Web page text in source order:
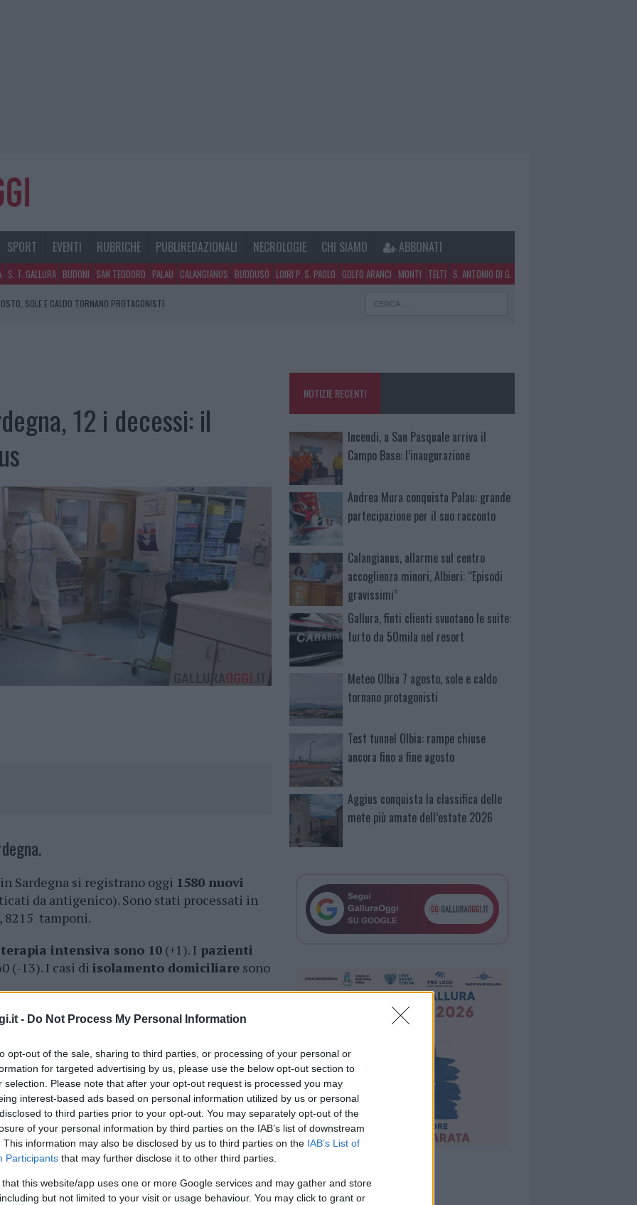
- Do Not Process My Personal Information
opt-out of the sale, sharing to third parties, or processing of your personal or
for targeted advertising by us, please use the below opt-out section to
selection. Please note that after your opt-out request is processed you may
interest-based ads based on personal information utilized by us or personal
to third parties prior to your opt-out. You may separately opt-out of the
of your personal information by third parties on the IAB’s list of downstream
This information may also be disclosed by us to third parties on the IAB’s List of
Participants that may further disclose it to other third parties.
that this website/app uses one or more Google services and may gather and store
but not limited to your visit or usage behaviour. You may click to grant or
SPORT EVENTI RUBRICHE PUBLIREDAZIONALI NECROLOGIE CHI SIAMO ABBONATI
S. T. GALLURA BUDONI SAN TEODORO PALAU CALANGIANUS BUDDUSÒ LOIRI P. S. PAOLO GOLFO ARANCI MONTI TELTI S. ANTONIO DI G.
SOLE E CALDO TORNANO PROTAGONISTI
12 i decessi: il
Sardegna si registrano oggi 1580 nuovi
da antigenico). Sono stati processati in
8215 tamponi.
terapia intensiva sono 10 (+1). I pazienti
(-13). I casi di isolamento domiciliare sono
di 75 e 88 anni, residenti nella Città
e 95 anni più due uomini di 72 e 93 anni,
donne di 86, 93 e 94 anni e un uomo di 89,
.
cliccando qui
NOTIZIE RECENTI
Incendi, a San Pasquale arriva il
Campo Base: l’inaugurazione
Andrea Mura conquista Palau: grande
partecipazione per il suo racconto
Calangianus, allarme sul centro
accoglienza minori, Albieri: “Episodi
gravissimi”
Gallura, finti clienti svuotano le suite:
furto da 50mila nel resort
Meteo Olbia 7 agosto, sole e caldo
tornano protagonisti
Test tunnel Olbia: rampe chiuse
ancora fino a fine agosto
Aggius conquista la classifica delle
mete più amate dell’estate 2026